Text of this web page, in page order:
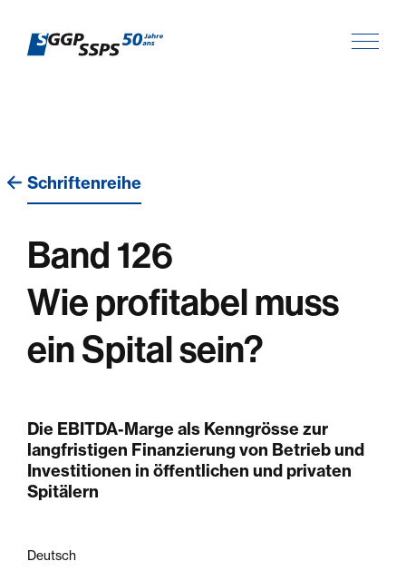
Schriftenreihe
Band 126
Wie profitabel muss
ein Spital sein?
Die EBITDA-Marge als Kenngrösse zur
langfristigen Finanzierung von Betrieb und
Investitionen in öffentlichen und privaten
Spitälern
Deutsch